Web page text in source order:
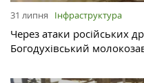
31 липня Інфраструктура
Через атаки російських
Богодухівський